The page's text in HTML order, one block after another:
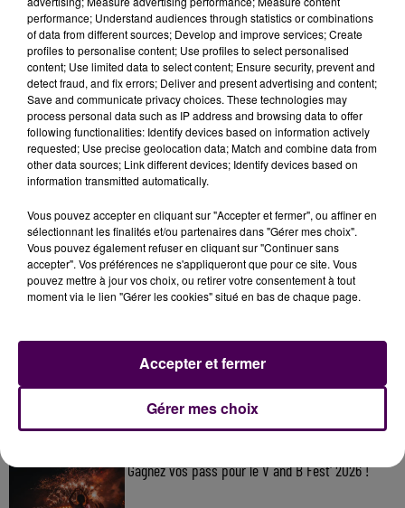
Puisqu'il existe, selon l'ARS, un"risque pour la santé",
l’eau du robinet ne doit pas être utlisée pour les
usages alimentaires -boissons fraîches ou chaudes,
lavage des dents, préparaton des aliments- et mieux
vaut lui préférer l'eau en bouteille. En revanche, les
autres usages -toilette, douche, WC- ne sont pas
problématiques."Un dispositif de distributon d’eau
embouteillée est mis en place par les collectivités
concernées"souligne-t-on.
Gagnez vos pass pour le V and B Fest' 2026 !
performance; Understand audiences through statistics or combinations
of data from different sources; Develop and improve services; Create
profiles to personalise content; Use profiles to select personalised
content; Use limited data to select content; Ensure security, prevent and
detect fraud, and fix errors; Deliver and present advertising and content;
Save and communicate privacy choices. These technologies may
process personal data such as IP address and browsing data to offer
following functionalities: Identify devices based on information actively
requested; Use precise geolocation data; Match and combine data from
other data sources; Link different devices; Identify devices based on
information transmitted automatically.
Vous pouvez accepter en cliquant sur "Accepter et fermer", ou affiner en
sélectionnant les finalités et/ou partenaires dans "Gérer mes choix".
Vous pouvez également refuser en cliquant sur "Continuer sans
accepter". Vos préférences ne s'appliqueront que pour ce site. Vous
pouvez mettre à jour vos choix, ou retirer votre consentement à tout
moment via le lien "Gérer les cookies" situé en bas de chaque page.
Gérer mes choix
Accepter et fermer